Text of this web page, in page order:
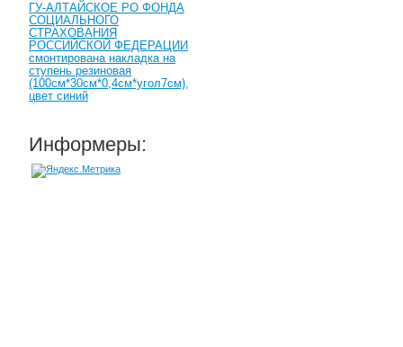
ГУ-АЛТАЙСКОЕ РО ФОНДА
СОЦИАЛЬНОГО
СТРАХОВАНИЯ
РОССИЙСКОЙ ФЕДЕРАЦИИ
смонтирована накладка на
ступень резиновая
(100см*30см*0,4см*угол7см),
цвет синий
Информеры: